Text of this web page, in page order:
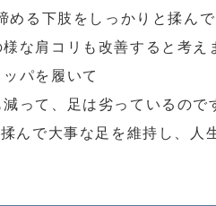
める下肢をしっかりと揉んで
な肩コリも改善すると考え
パを履いて
って、足は劣っているので
んで大事な足を維持し、人